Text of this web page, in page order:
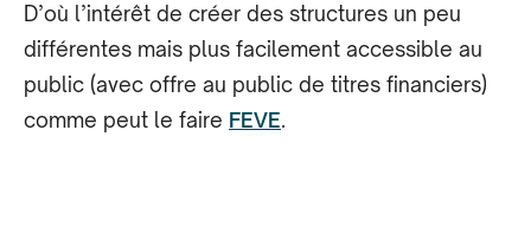
D’où l’intérêt de créer des structures un peu
différentes mais plus facilement accessible au
public (avec offre au public de titres financiers)
comme peut le faire FEVE.